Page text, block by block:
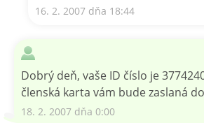
16. 2. 2007 dňa 18:44
Dobrý deň, vaše ID číslo je
členská karta vám bude zaslaná
18. 2. 2007 dňa 0:00